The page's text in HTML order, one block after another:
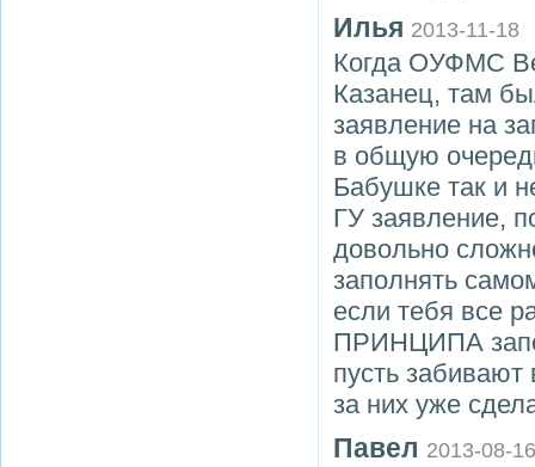
Илья 2013-11-18
Когда ОУФМС
Казанец, там
заявление на
в общую
Бабушке так и
ГУ заявление,
довольно
заполнять
если тебя все
ПРИНЦИПА
пусть забивают
за них уже
Павел 2013-08-16